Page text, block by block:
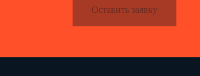
Оставить заявку